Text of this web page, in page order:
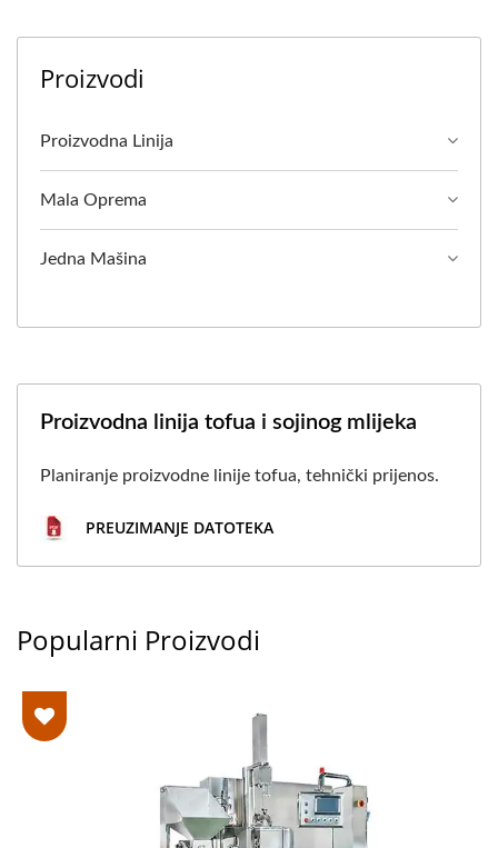
Proizvodi
Proizvodna Linija
Mala Oprema
Jedna Mašina
Proizvodna linija tofua i sojinog mlijeka
Planiranje proizvodne linije tofua, tehnički prijenos.
PREUZIMANJE DATOTEKA
Popularni Proizvodi